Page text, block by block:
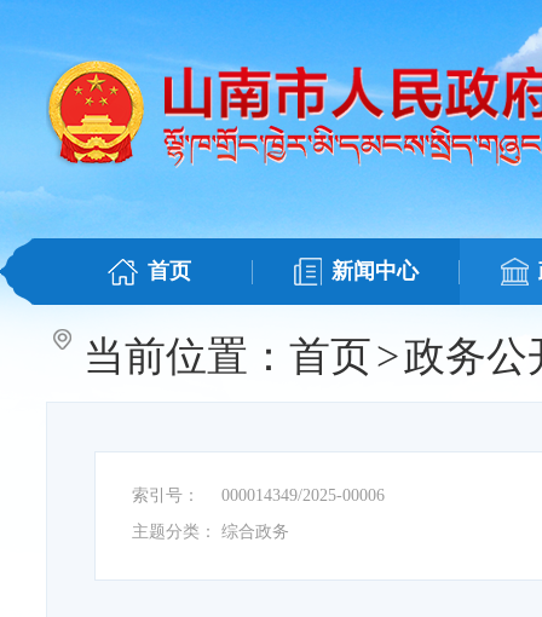
首页 新闻中心
当前位置： 首页>政务公
索引号：
000014349/2025-00006
主题分类：
综合政务